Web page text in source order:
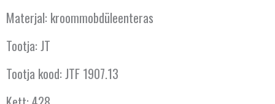
Materjal: kroommobdüleenteras
Tootja: JT
Tootja kood: JTF 1907.13